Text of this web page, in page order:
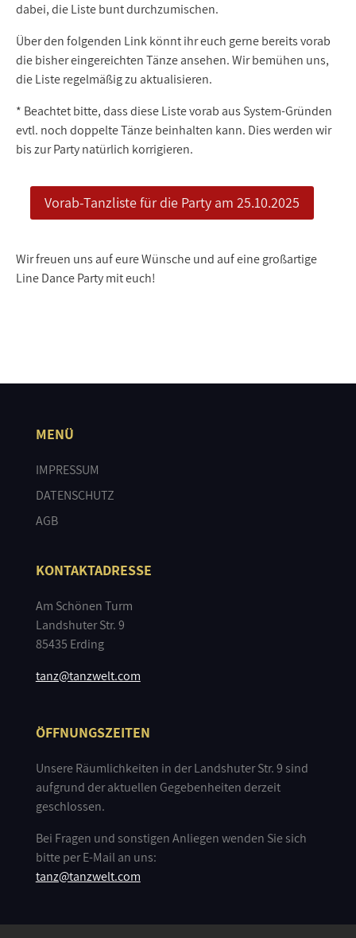
dabei, die Liste bunt durchzumischen.
Über den folgenden Link könnt ihr euch gerne bereits vorab
die bisher eingereichten Tänze ansehen. Wir bemühen uns,
die Liste regelmäßig zu aktualisieren.
* Beachtet bitte, dass diese Liste vorab aus System-Gründen
evtl. noch doppelte Tänze beinhalten kann. Dies werden wir
bis zur Party natürlich korrigieren.
Vorab-Tanzliste für die Party am 25.10.2025
Wir freuen uns auf eure Wünsche und auf eine großartige
Line Dance Party mit euch!
MENÜ
IMPRESSUM
DATENSCHUTZ
AGB
KONTAKTADRESSE
Am Schönen Turm
Landshuter Str. 9
85435 Erding
tanz@tanzwelt.com
ÖFFNUNGSZEITEN
Unsere Räumlichkeiten in der Landshuter Str. 9 sind
aufgrund der aktuellen Gegebenheiten derzeit
geschlossen.
Bei Fragen und sonstigen Anliegen wenden Sie sich
bitte per E-Mail an uns:
tanz@tanzwelt.com